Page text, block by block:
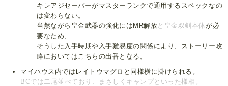
キレアジセーバーがマスターランクで通用するスペックなの
は変わらない。
当然ながら皇金武器の強化にはMR解放と皇金双剣本体が必
要なため、
そうした入手時期や入手難易度の関係により、ストーリー攻
略においてはこちらの出番となる。
マイハウス内ではレイトウマグロと同様横に掛けられる。
BCでは二尾並べており、まさしくキャンプといった様相。